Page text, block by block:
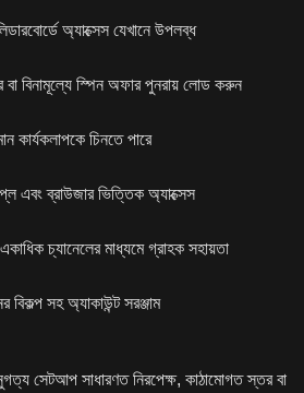
অ্যাক্সেস যেখানে উপলব্ধ
বা বিনামূল্যে স্পিন অফার পুনরায় লোড করুন
কার্যকলাপকে চিনতে পারে
এবং ব্রাউজার ভিত্তিক অ্যাক্সেস
চ্যানেলের মাধ্যমে গ্রাহক সহায়তা
বিকল্প সহ অ্যাকাউন্ট সরঞ্জাম
সেটআপ সাধারণত নিরপেক্ষ, কাঠামোগত স্তর বা